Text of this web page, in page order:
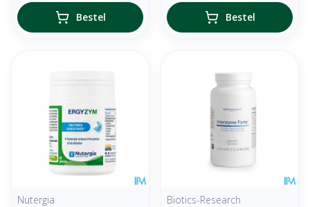
Bestel Bestel
Nutergia
Biotics-Research